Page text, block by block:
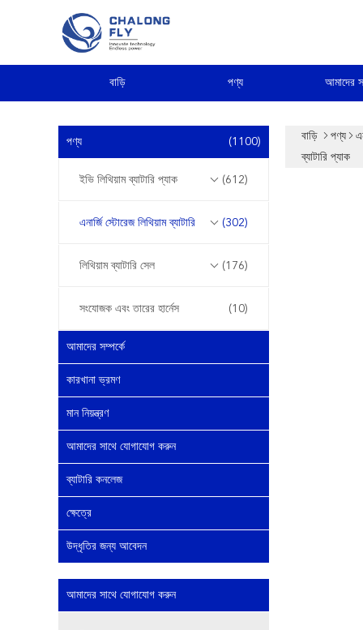
বাড়ি পণ্য আমাদের
পণ্য (1100)
ইভি লিথিয়াম ব্যাটারি প্যাক (612)
এনার্জি স্টোরেজ লিথিয়াম ব্যাটারি (302)
লিথিয়াম ব্যাটারি সেল (176)
সংযোজক এবং তারের হার্নেস (10)
আমাদের সম্পর্কে
কারখানা ভ্রমণ
মান নিয়ন্ত্রণ
আমাদের সাথে যোগাযোগ করুন
ব্যাটারি কনলেজ
ক্ষেত্রে
উদ্ধৃতির জন্য আবেদন
আমাদের সাথে যোগাযোগ করুন
বাড়ি পণ্য
ব্যাটারি প্যাক